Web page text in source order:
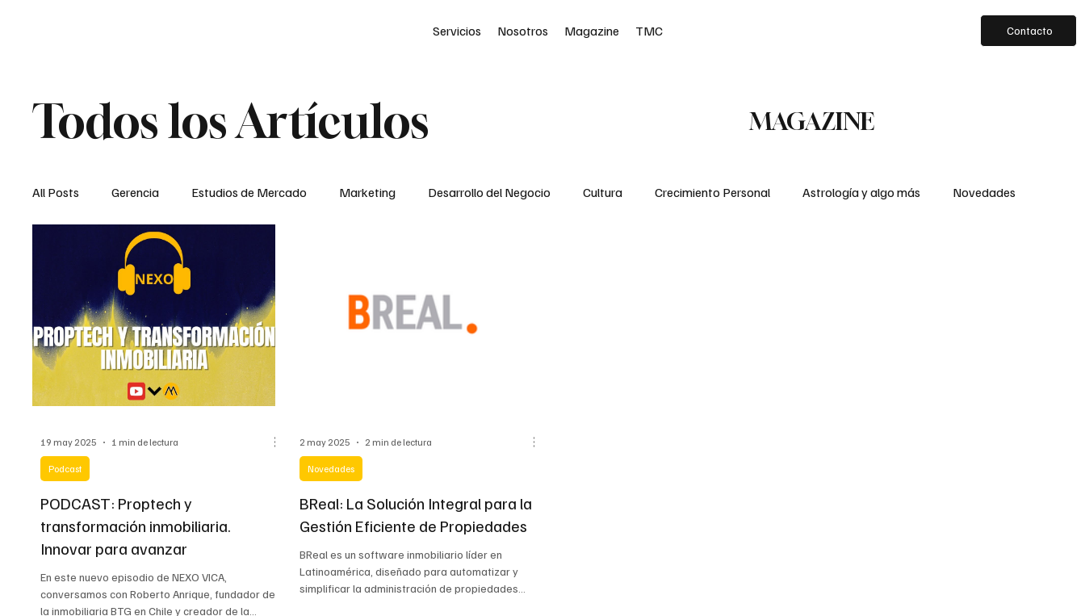
Servicios Nosotros Magazine TMC Contacto
Todos los Artículos MAGAZINE
All Posts Gerencia Estudios de Mercado Marketing Desarrollo del Negocio Cultura Crecimiento Personal Astrología y algo más Novedades
Entrevistas ENC
PODCAST: Proptech y
transformación inmobiliaria.
Innovar para avanzar
En este nuevo episodio de NEXO VICA,
conversamos con Roberto Anrique, fundador de
la inmobiliaria BTG en Chile y creador de la
Podcast
19 may 2025 1 min de lectura
BReal: La Solución Integral para la
Gestión Eficiente de Propiedades
BReal es un software inmobiliario líder en
Latinoamérica, diseñado para automatizar y
simplificar la administración de propiedades
Novedades
2 may 2025 2 min de lectura